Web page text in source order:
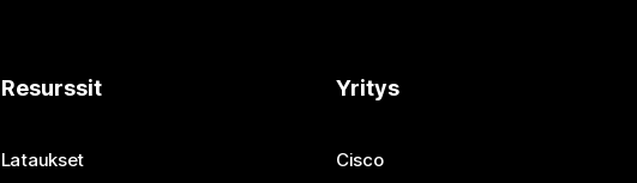
Resurssit
Lataukset
Yritys
Cisco